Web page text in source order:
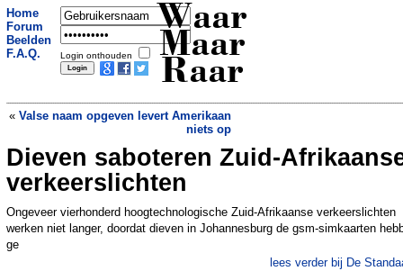
Home
Forum
Beelden
F.A.Q.
Login onthouden
Waar
Maar
Raar
« Valse naam opgeven levert Amerikaan
niets op
Vrouw maanden dood in parkeergarage
»
Dieven saboteren Zuid-
verkeerslichten
Ongeveer vierhonderd hoogtechnologische Zuid-Afrikaanse verkeerslichten
werken niet langer, doordat dieven in Johannesburg de gsm-simkaarten
ge
lees verder bij De